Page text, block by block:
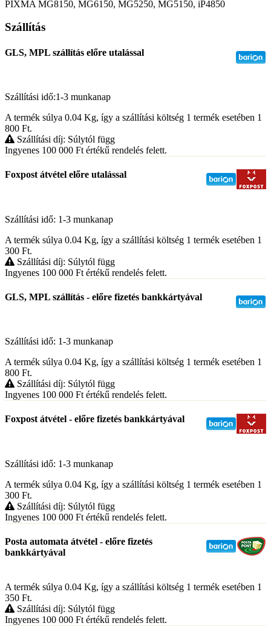
PIXMA MG8150, MG6150, MG5250, MG5150, iP4850
Szállítás
GLS, MPL szállítás előre utalással
Szállítási idő:1-3 munkanap
A termék súlya 0.04 Kg, így a szállítási költség 1 termék esetében 1
800 Ft.
Szállítási díj: Súlytól függ
Ingyenes 100 000 Ft értékű rendelés felett.
Foxpost átvétel előre utalással
Szállítási idő: 1-3 munkanap
A termék súlya 0.04 Kg, így a szállítási költség 1 termék esetében 1
300 Ft.
Szállítási díj: Súlytól függ
Ingyenes 100 000 Ft értékű rendelés felett.
GLS, MPL szállítás - előre fizetés bankkártyával
Szállítási idő: 1-3 munkanap
A termék súlya 0.04 Kg, így a szállítási költség 1 termék esetében 1
800 Ft.
Szállítási díj: Súlytól függ
Ingyenes 100 000 Ft értékű rendelés felett.
Foxpost átvétel - előre fizetés bankkártyával
Szállítási idő: 1-3 munkanap
A termék súlya 0.04 Kg, így a szállítási költség 1 termék esetében 1
300 Ft.
Szállítási díj: Súlytól függ
Ingyenes 100 000 Ft értékű rendelés felett.
Posta automata átvétel - előre fizetés
bankkártyával
A termék súlya 0.04 Kg, így a szállítási költség 1 termék esetében 1
350 Ft.
Szállítási díj: Súlytól függ
Ingyenes 100 000 Ft értékű rendelés felett.